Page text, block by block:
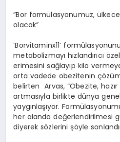
“Bor formülasyonumuz,
olacak”
‘Borvitaminx11’
metabolizmayı hızlandırıcı
erimesini sağlayıp kilo
orta vadede obezitenin
belirten Arvas, “Obezite,
artmasıyla birlikte dünya
yaygınlaşıyor.
her alanda değerlendirilmesi
diyerek sözlerini şöyle